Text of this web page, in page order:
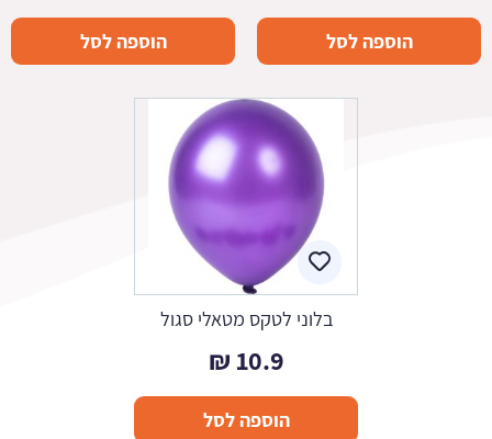
הוספה לסל הוספה לסל
בלוני לטקס מטאלי סגול
10.9
₪
הוספה לסל